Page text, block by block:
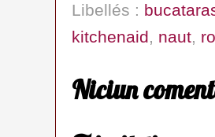
Libellés :
kitchenaid , naut, ro
Niciun